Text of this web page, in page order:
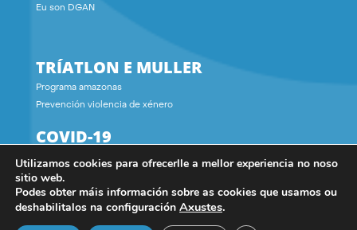
Eu son DGAN
TRÍATLON E MULLER
Programa amazonas
Prevención violencia de xénero
COVID-19
CONTACTO
Utilizamos cookies para ofrecerlle a mellor experiencia no noso
sitio web.
Podes obter máis información sobre as cookies que usamos ou
deshabilitalos na configuración Axustes.